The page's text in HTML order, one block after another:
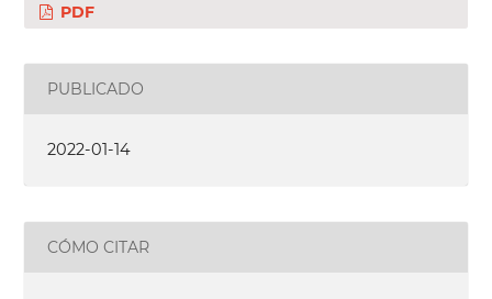
PDF
PUBLICADO
2022-01-14
CÓMO CITAR